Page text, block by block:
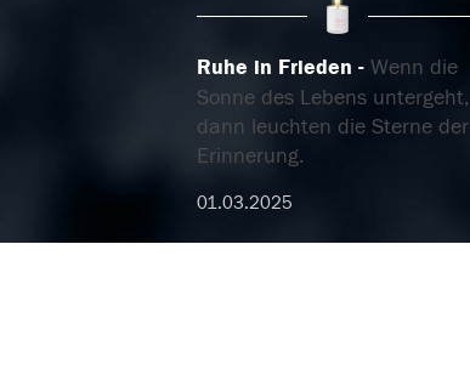
Ruhe in Frieden
Wenn die
Sonne des Lebens untergeht,
dann leuchten die Sterne der
Erinnerung.
01.03.2025